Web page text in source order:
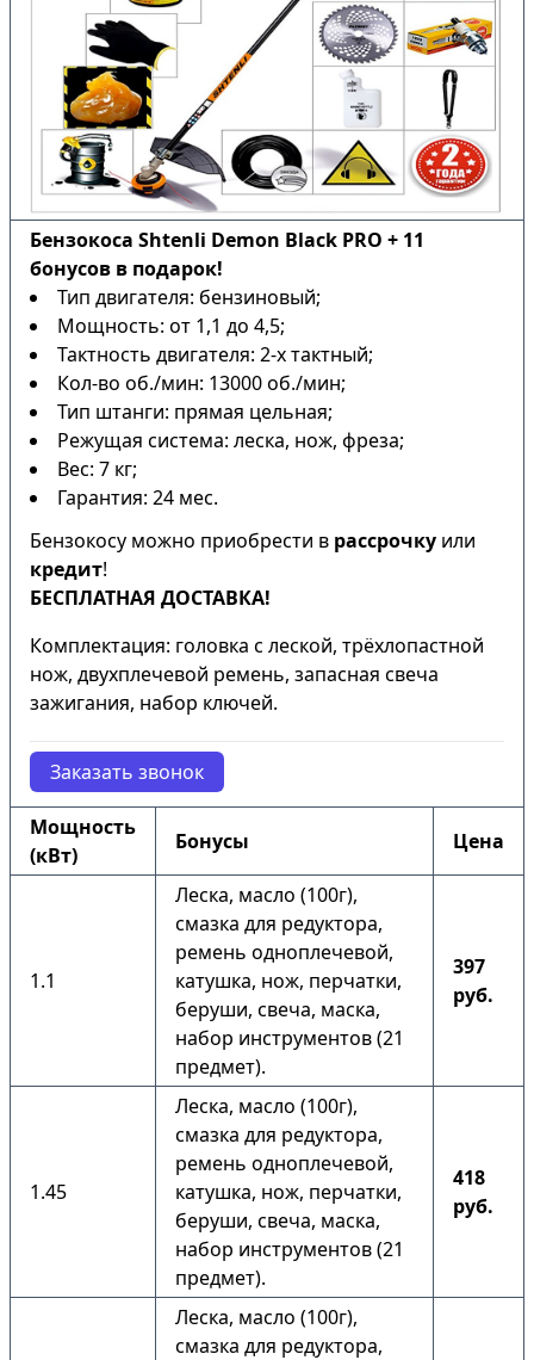
Бензокоса Shtenli Demon Black PRO + 11
бонусов в подарок!
Тип двигателя: бензиновый;
Мощность: от 1,1 до 4,5;
Тактность двигателя: 2-х тактный;
Кол-во об./мин: 13000 об./мин;
Тип штанги: прямая цельная;
Режущая система: леска, нож, фреза;
Вес: 7 кг;
Гарантия: 24 мес.
Бензокосу можно приобрести в рассрочку или
кредит!
БЕСПЛАТНАЯ ДОСТАВКА!
Комплектация: головка с леской, трёхлопастной
нож, двухплечевой ремень, запасная свеча
зажигания, набор ключей.
Заказать звонок
Мощность
(кВт)
Бонусы Цена
1.1
Леска, масло (100г),
смазка для редуктора,
ремень одноплечевой,
катушка, нож, перчатки,
беруши, свеча, маска,
набор инструментов (21
предмет).
397
руб.
1.45
Леска, масло (100г),
смазка для редуктора,
ремень одноплечевой,
катушка, нож, перчатки,
беруши, свеча, маска,
набор инструментов (21
предмет).
418
руб.
Леска, масло (100г),
смазка для редуктора,